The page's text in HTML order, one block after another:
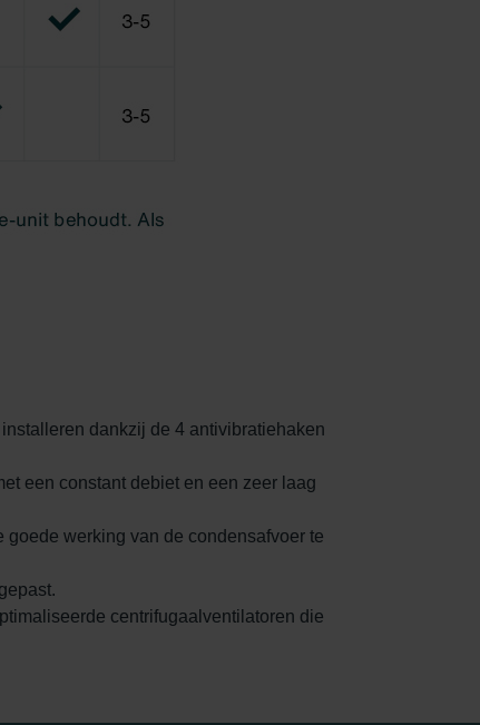
dankzij de 4 antivibratiehaken
een constant debiet en een zeer laag
werking van de condensafvoer te
centrifugaalventilatoren die